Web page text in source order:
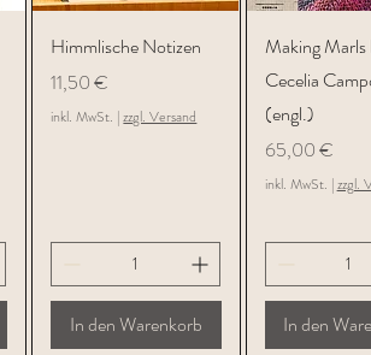
Schnellansicht
Himmlische Notizen
Preis
11,50 €
inkl. MwSt. |zzgl. Versand
In den Warenkorb
Making Marls
Cecelia
(engl.)
Preis
65,00 €
inkl. MwSt. |zzgl.
In den